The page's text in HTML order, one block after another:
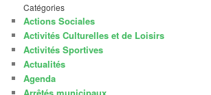
Catégories
Actions Sociales
Activités Culturelles et de Loisirs
Activités Sportives
Actualités
Agenda
Arrêtés municipaux